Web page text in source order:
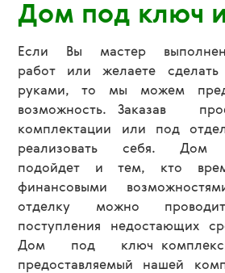
Дом под ключ
Если Вы мастер
работ или желаете
руками, то мы можем
возможность. Заказав
комплектации или под
реализовать себя.
подойдет и тем, кто
финансовыми
отделку можно
поступления недостающих
Дом под ключ
предоставляемый нашей